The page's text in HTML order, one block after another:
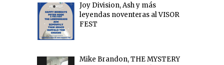
Joy Division, Ash y más
leyendas noventeras al VISOR
FEST
Mike Brandon, THE MYSTERY